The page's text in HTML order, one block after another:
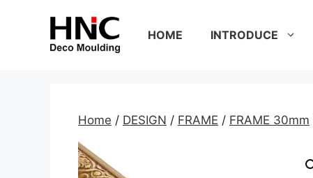
HOME INTRODUCE
Home / DESIGN / FRAME / FRAME 30mm